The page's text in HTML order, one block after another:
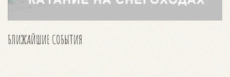
БЛИЖАЙШИЕ СОБЫТИЯ